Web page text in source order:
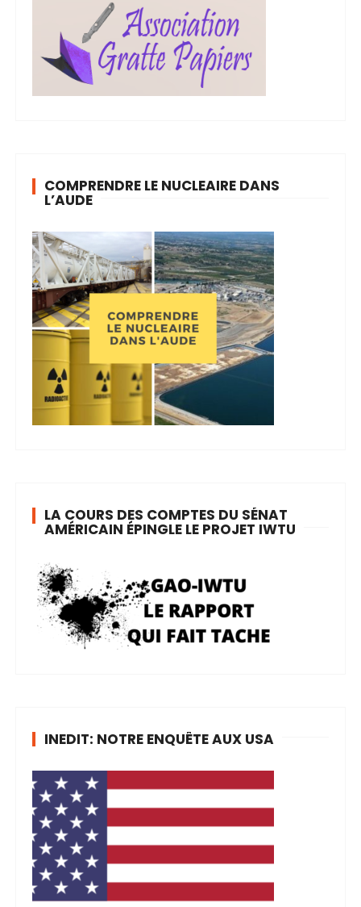
COMPRENDRE LE NUCLEAIRE DANS
L’AUDE
LA COURS DES COMPTES DU SÉNAT
AMÉRICAIN ÉPINGLE LE PROJET IWTU
INEDIT: NOTRE ENQUÊTE AUX USA